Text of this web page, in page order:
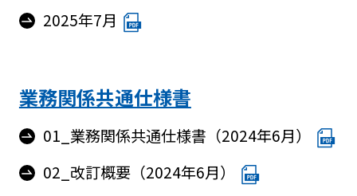
2025年7月
業務関係共通仕様書
01_業務関係共通仕様書（2024年6月）
02_改訂概要（2024年6月）